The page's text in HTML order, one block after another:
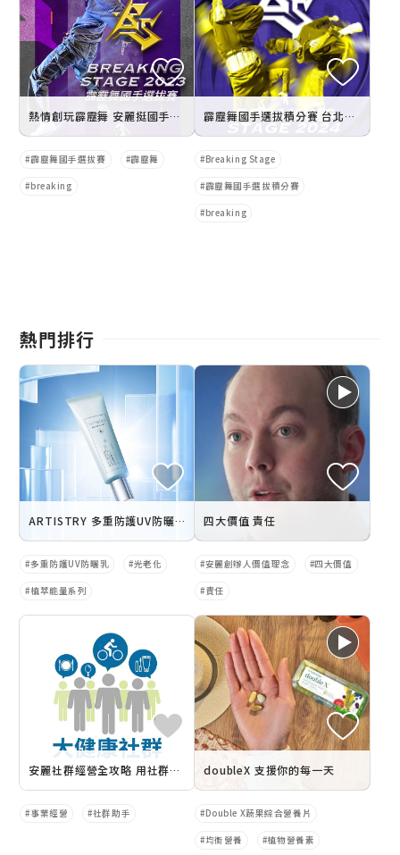
熱情創玩霹靂舞 安麗挺國手進世界舞台
霹靂舞國手選拔賽 霹靂舞
breaking
霹靂舞國手選拔積分賽 台北登場
Breaking Stage
霹靂舞國手選拔積分賽
breaking
熱門排行
ARTISTRY 多重防護UV防曬乳
多重防護UV防曬乳 光老化
植萃能量系列
四大價值 責任
安麗創辦人價值理念 四大價值
責任
安麗社群經營全攻略 用社群增加客群
事業經營 社群助手
doubleX 支援你的每一天
Double X蔬果綜合營養片
均衡營養 植物營養素